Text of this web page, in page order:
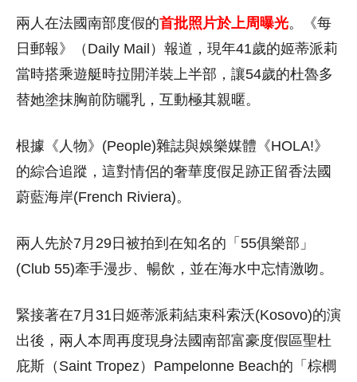
兩人在法國南部度假的首批照片於上周曝光。《每
日郵報》（Daily Mail）報道，現年41歲的姬蒂派莉
當時搭乘遊艇時拉開洋裝上半部，讓54歲的杜魯多
替她塗抹胸前防曬乳，互動極其親暱。
根據《人物》(People)雜誌與娛樂媒體《HOLA!》
的綜合追蹤，這對情侶的奢華度假足跡正留香法國
蔚藍海岸(French Riviera)。
兩人先於7月29日被拍到在知名的「55俱樂部」
(Club 55)牽手漫步、暢飲，並在海水中忘情激吻。
緊接著在7月31日姬蒂派莉結束科索沃(Kosovo)的演
出後，兩人本周再度現身法國南部富豪度假區聖杜
庇斯（Saint Tropez）Pampelonne Beach的「棕櫚